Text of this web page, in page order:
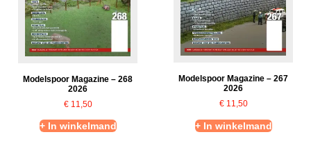
Modelspoor Magazine – 268
2026
€11,50
+ In winkelmand
Modelspoor Magazine – 267
2026
€11,50
+ In winkelmand